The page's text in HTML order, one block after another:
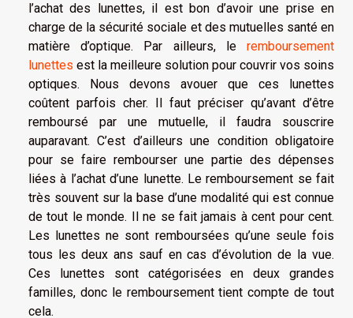
l’achat des lunettes, il est bon d’avoir une prise en
charge de la sécurité sociale et des mutuelles santé en
matière d’optique. Par ailleurs, le remboursement
lunettes est la meilleure solution pour couvrir vos soins
optiques. Nous devons avouer que ces lunettes
coûtent parfois cher. Il faut préciser qu’avant d’être
remboursé par une mutuelle, il faudra souscrire
auparavant. C’est d’ailleurs une condition obligatoire
pour se faire rembourser une partie des dépenses
liées à l’achat d’une lunette. Le remboursement se fait
très souvent sur la base d’une modalité qui est connue
de tout le monde. Il ne se fait jamais à cent pour cent.
Les lunettes ne sont remboursées qu’une seule fois
tous les deux ans sauf en cas d’évolution de la vue.
Ces lunettes sont catégorisées en deux grandes
familles, donc le remboursement tient compte de tout
cela.